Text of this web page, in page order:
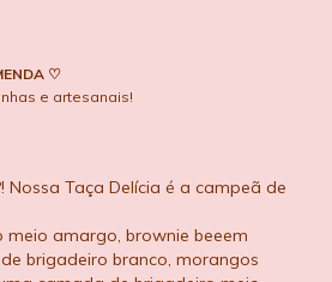
♡
e artesanais!
Nossa Taça Delícia é a campeã de
amargo, brownie beeem
brigadeiro branco, morangos